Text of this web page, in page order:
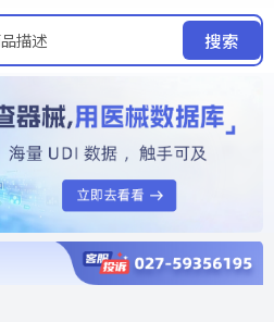
描述 搜索